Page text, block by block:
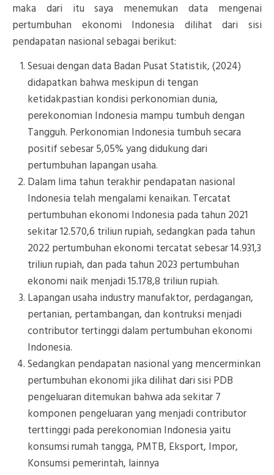
maka dari itu saya menemukan data mengenai
pertumbuhan ekonomi Indonesia dilihat dari sisi
pendapatan nasional sebagai berikut:
Sesuai dengan data Badan Pusat Statistik, (2024)
didapatkan bahwa meskipun di tengan
ketidakpastian kondisi perkonomian dunia,
perekonomian Indonesia mampu tumbuh dengan
Tangguh. Perkonomian Indonesia tumbuh secara
positif sebesar 5,05% yang didukung dari
pertumbuhan lapangan usaha.
Dalam lima tahun terakhir pendapatan nasional
Indonesia telah mengalami kenaikan. Tercatat
pertumbuhan ekonomi Indonesia pada tahun 2021
sekitar 12.570,6 triliun rupiah, sedangkan pada tahun
2022 pertumbuhan ekonomi tercatat sebesar 14.931,3
triliun rupiah, dan pada tahun 2023 pertumbuhan
ekonomi naik menjadi 15.178,8 triliun rupiah.
Lapangan usaha industry manufaktor, perdagangan,
pertanian, pertambangan, dan kontruksi menjadi
contributor tertinggi dalam pertumbuhan ekonomi
Indonesia.
Sedangkan pendapatan nasional yang mencerminkan
pertumbuhan ekonomi jika dilihat dari sisi PDB
pengeluaran ditemukan bahwa ada sekitar 7
komponen pengeluaran yang menjadi contributor
terttinggi pada perekonomian Indonesia yaitu
konsumsi rumah tangga, PMTB, Eksport, Impor,
Konsumsi pemerintah, lainnya